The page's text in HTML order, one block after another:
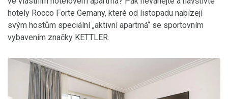
hotely Rocco Forte Gemany, které od listopadu nabízejí
svým hostům speciální „aktivní apartmá“ se sportovním
vybavením značky KETTLER.